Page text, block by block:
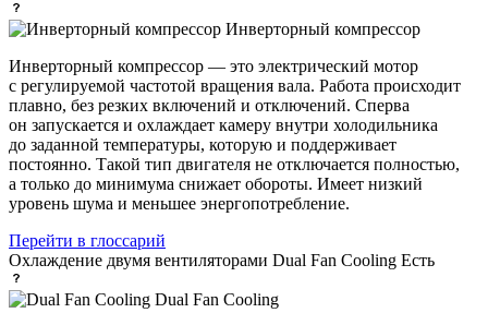
Инверторный компрессор
Инверторный компрессор — это электрический мотор
с регулируемой частотой вращения вала. Работа происходит
плавно, без резких включений и отключений. Сперва
он запускается и охлаждает камеру внутри холодильника
до заданной температуры, которую и поддерживает
постоянно. Такой тип двигателя не отключается полностью,
а только до минимума снижает обороты. Имеет низкий
уровень шума и меньшее энергопотребление.
Перейти в глоссарий
Охлаждение двумя вентиляторами Dual Fan Cooling Есть
Dual Fan Cooling